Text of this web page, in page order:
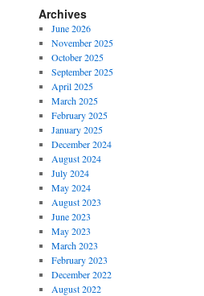
Archives
June 2026
November 2025
October 2025
September 2025
April 2025
March 2025
February 2025
January 2025
December 2024
August 2024
July 2024
May 2024
August 2023
June 2023
May 2023
March 2023
February 2023
December 2022
August 2022